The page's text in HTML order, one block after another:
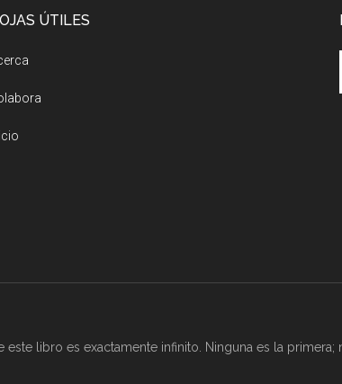
ÚTILES
este libro es exactamente infinito. Ninguna es la primera;